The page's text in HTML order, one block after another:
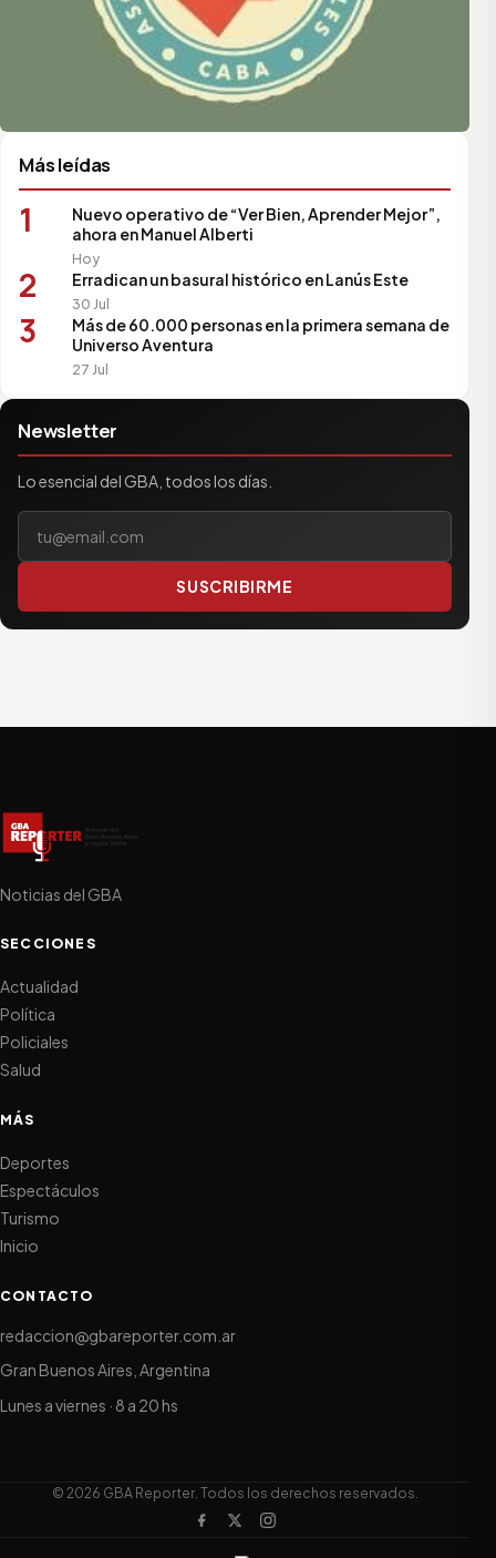
Más leídas
1
Nuevo operativo de “Ver Bien, Aprender Mejor”,
ahora en Manuel Alberti
Hoy
2 Erradican un basural histórico en Lanús Este
30 Jul
3
Más de 60.000 personas en la primera semana de
Universo Aventura
27 Jul
Newsletter
Lo esencial del GBA, todos los días.
SUSCRIBIRME
Noticias del GBA
SECCIONES
Actualidad
Política
Policiales
Salud
MÁS
Deportes
Espectáculos
Turismo
Inicio
CONTACTO
redaccion@gbareporter.com.ar
Gran Buenos Aires, Argentina
Lunes a viernes · 8 a 20 hs
© 2026 GBA Reporter. Todos los derechos reservados.